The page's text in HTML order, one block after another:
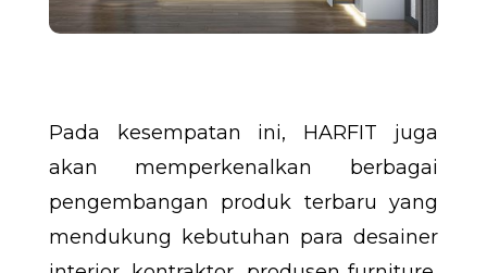
Pada kesempatan ini, HARFIT juga
akan memperkenalkan berbagai
pengembangan produk terbaru yang
mendukung kebutuhan para desainer